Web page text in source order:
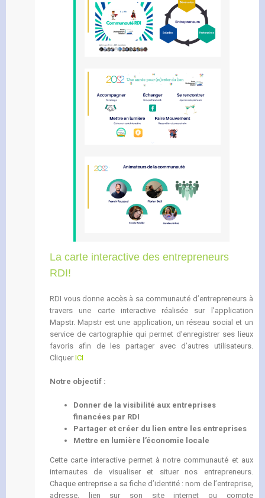
La carte interactive des entrepreneurs
RDI!
RDI vous donne accès à sa communauté d’entrepreneurs à
travers une carte interactive réalisée sur l’application
Mapstr. Mapstr est une application, un réseau social et un
service de cartographie qui permet d’enregistrer ses lieux
favoris afin de les partager avec d’autres utilisateurs.
Cliquer ICI
Notre objectif :
Donner de la visibilité aux entreprises
financées par RDI
Partager et créer du lien entre les entreprises
Mettre en lumière l’économie locale
Cette carte interactive permet à notre communauté et aux
internautes de visualiser et situer nos entrepreneurs.
Chaque entreprise a sa fiche d’identité : nom de l’entreprise,
adresse, lien sur son site internet ou compte